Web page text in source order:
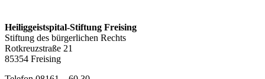
Heiliggeistspital-Stiftung Freising
Stiftung des bürgerlichen Rechts
Rotkreuzstraße 21
85354 Freising